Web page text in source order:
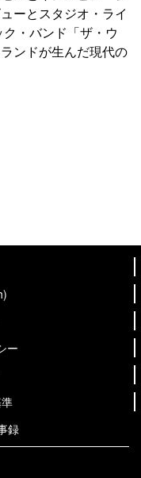
ーとスタジオ・ライ
・バンド「ザ・ウ
ンドが生んだ現代の
ー
録